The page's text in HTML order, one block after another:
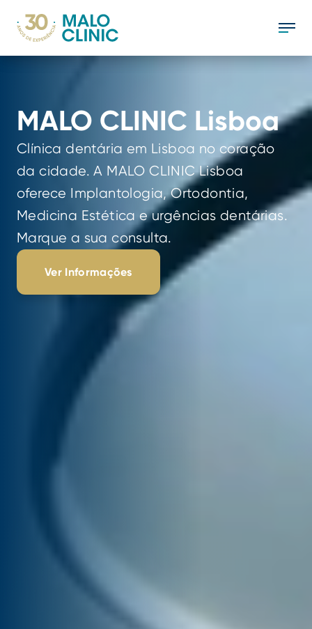
MALO CLINIC Lisboa
Clínica dentária em Lisboa no coração
da cidade. A MALO CLINIC Lisboa
oferece Implantologia, Ortodontia,
Medicina Estética e urgências dentárias.
Marque a sua consulta.
Ver Informações